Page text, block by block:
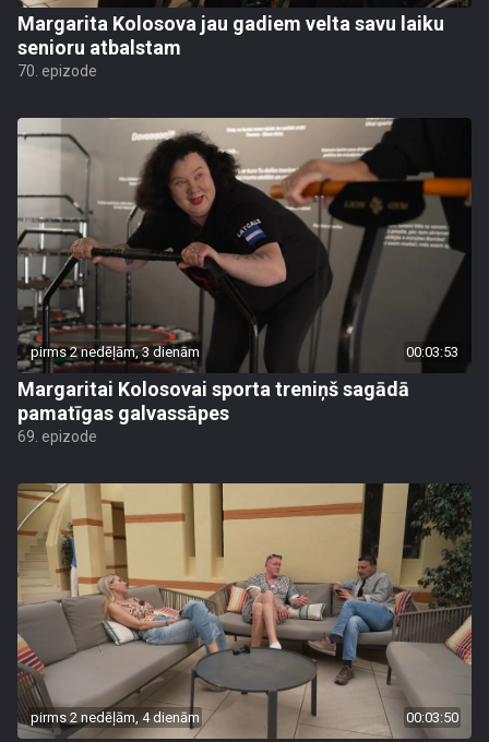
Margarita Kolosova jau gadiem velta savu laiku
senioru atbalstam
70. epizode
pirms 2 nedēļām, 3 dienām 00:03:53
Margaritai Kolosovai sporta treniņš sagādā
pamatīgas galvassāpes
69. epizode
pirms 2 nedēļām, 4 dienām 00:03:50